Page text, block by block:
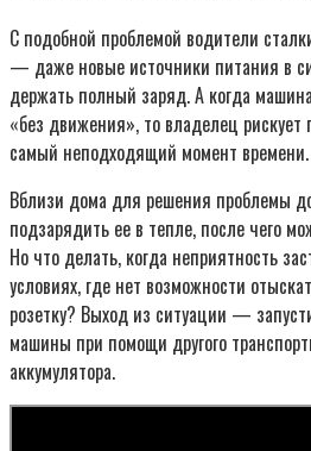
С подобной проблемой водители
— даже новые источники питания в
держать полный заряд. А когда
«без движения», то владелец рискует
самый неподходящий момент времени.
Вблизи дома для решения проблемы
подзарядить ее в тепле, после чего
Но что делать, когда неприятность
условиях, где нет возможности
розетку? Выход из ситуации —
машины при помощи другого
аккумулятора.